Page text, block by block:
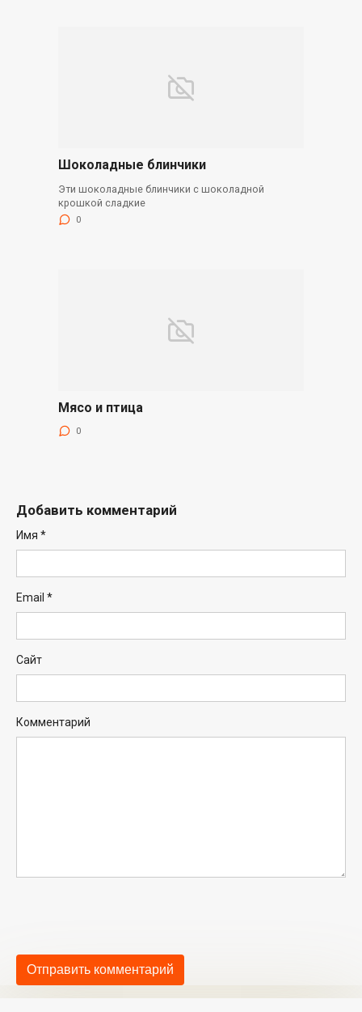
Шоколадные блинчики
Эти шоколадные блинчики с шоколадной
крошкой сладкие
0
Мясо и птица
0
Добавить комментарий
Имя *
Email *
Сайт
Комментарий